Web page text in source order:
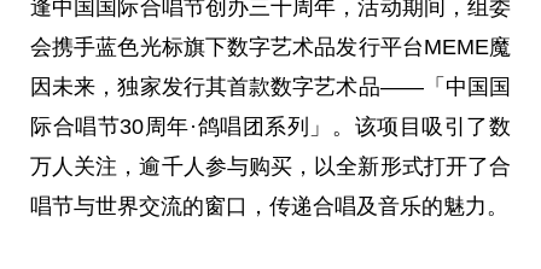
逢中国 国际合唱节创办三十周年，活动期间，组委
会携手蓝色光标旗下数字艺术品发行平台MEME魔
因未来，独家发行其首款数字艺术品——「 中国 国
际合唱节30周年·鸽唱团系列」。该项目吸引了数
万人关注，逾千人参与购买，以全新形式打开了合
唱节与世界交流的窗口，传递合唱及音乐的魅力。